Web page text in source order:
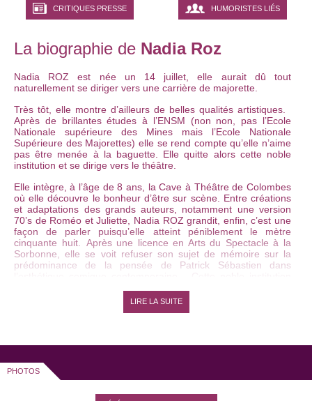
CRITIQUES PRESSE HUMORISTES LIÉS
La biographie de Nadia Roz
Nadia ROZ est née un 14 juillet, elle aurait dû tout
naturellement se diriger vers une carrière de majorette.
Très tôt, elle montre d’ailleurs de belles qualités artistiques.
Après de brillantes études à l’ENSM (non non, pas l’Ecole
Nationale supérieure des Mines mais l’Ecole Nationale
Supérieure des Majorettes) elle se rend compte qu’elle n’aime
pas être menée à la baguette. Elle quitte alors cette noble
institution et se dirige vers le théâtre.
Elle intègre, à l’âge de 8 ans, la Cave à Théâtre de Colombes
où elle découvre le bonheur d’être sur scène. Entre créations
et adaptations des grands auteurs, notamment une version
70’s de Roméo et Juliette, Nadia ROZ grandit, enfin, c’est une
façon de parler puisqu’elle atteint péniblement le mètre
cinquante huit. Après une licence en Arts du Spectacle à la
Sorbonne, elle se voit refuser son sujet de mémoire sur la
prédominance de la pensée de Patrick Sébastien dans
les lumières des projecteurs pour celles de son écran
stock de RTT. Mais plus l’envie de monter sur scène grandit,
plus son bureau lui parait petit. Elle claque donc la porte de
café-théâtre. Avec ses textes sous le bras et sa formation de
LIRE LA SUITE
PHOTOS